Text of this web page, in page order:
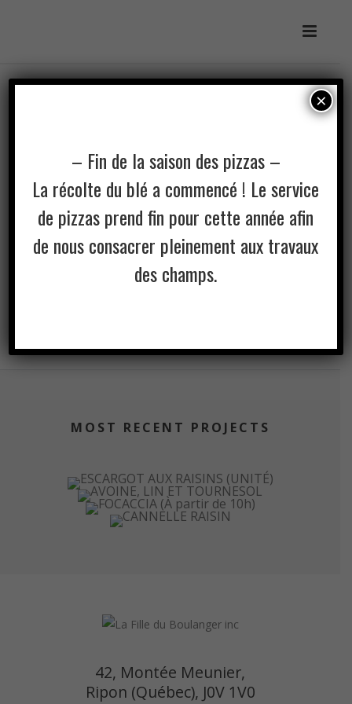
BISCUIT MOELLEUX BRISURE
DE CHOCOLAT
INGRÉDIENTS : Farine de blé biologique, Cassonade,
Beurre, Levain, Chocolat, Sucre de canne biologique,
Jaune d’oeuf, Sirop d’érable, Poudre à pâte,
MOST RECENT PROJECTS
42, Montée Meunier,
Ripon (Québec), J0V 1V0
– Fin de la saison des pizzas –
La récolte du blé a commencé ! Le service
de pizzas prend fin pour cette année afin
de nous consacrer pleinement aux travaux
des champs.
×